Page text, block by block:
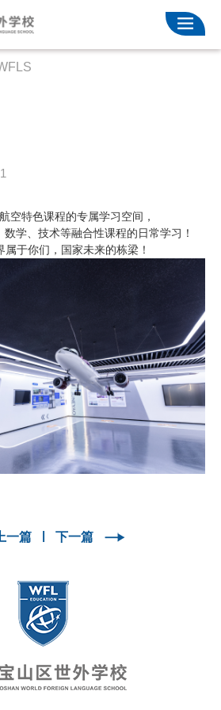
空特色课程的专属学习空间，
学、技术等融合性课程的日常学习！
属于你们，国家未来的栋梁！
一篇 下一篇